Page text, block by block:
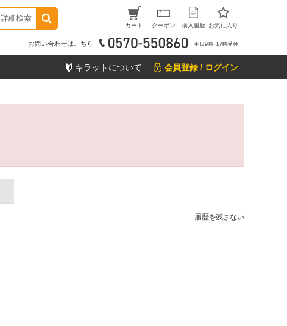
詳細検索
カート クーポン 購入履歴 お気に入り
お問い合わせはこちら 平日9時ｰ17時受付
キラットについて 会員登録 / ログイン
履歴を残さない